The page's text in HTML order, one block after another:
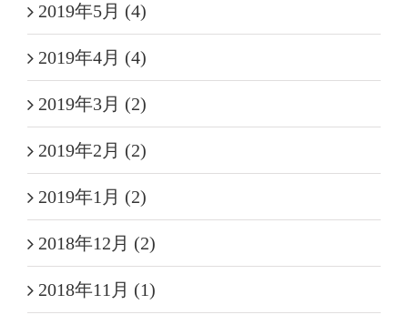
2019年5月 (4)
2019年4月 (4)
2019年3月 (2)
2019年2月 (2)
2019年1月 (2)
2018年12月 (2)
2018年11月 (1)